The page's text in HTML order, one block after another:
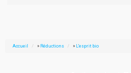
Accueil » Réductions » L'esprit bio